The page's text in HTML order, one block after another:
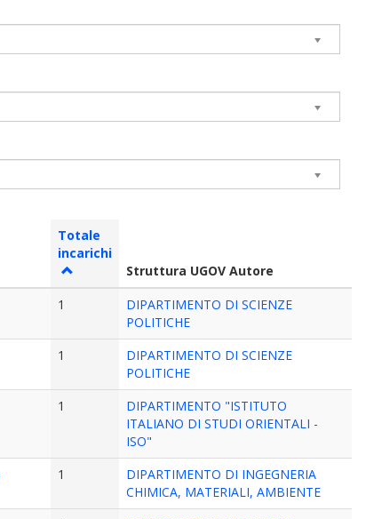
Totale
incarichi
Struttura UGOV Autore
1
DIPARTIMENTO DI SCIENZE
POLITICHE
1
DIPARTIMENTO DI SCIENZE
POLITICHE
1
DIPARTIMENTO "ISTITUTO
ITALIANO DI STUDI ORIENTALI -
ISO"
1
DIPARTIMENTO DI INGEGNERIA
CHIMICA, MATERIALI, AMBIENTE